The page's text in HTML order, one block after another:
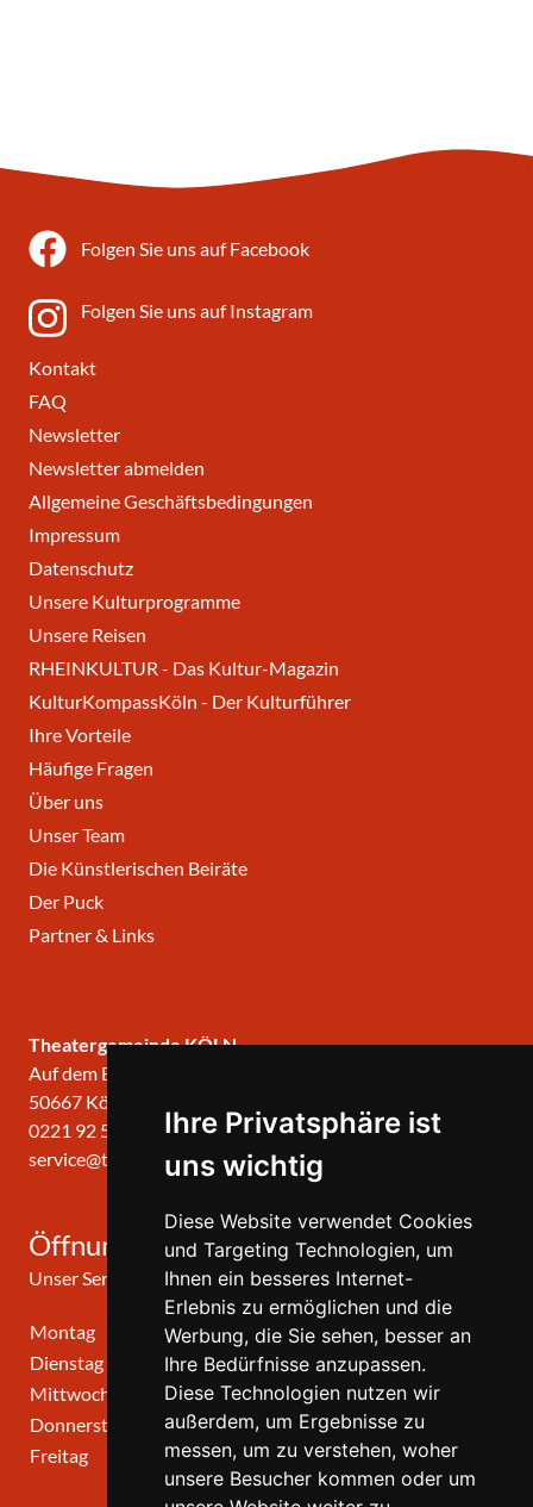
Ihre Privatsphäre ist
uns wichtig
Diese Website verwendet Cookies
und Targeting Technologien, um
Ihnen ein besseres Internet-
Erlebnis zu ermöglichen und die
Werbung, die Sie sehen, besser an
Ihre Bedürfnisse anzupassen.
Diese Technologien nutzen wir
außerdem, um Ergebnisse zu
messen, um zu verstehen, woher
unsere Besucher kommen oder um
Folgen Sie uns auf Facebook
Folgen Sie uns auf Instagram
Kontakt
FAQ
Newsletter
Newsletter abmelden
Allgemeine Geschäftsbedingungen
Impressum
Datenschutz
Unsere Kulturprogramme
Unsere Reisen
RHEINKULTUR - Das Kultur-Magazin
KulturKompassKöln - Der Kulturführer
Ihre Vorteile
Häufige Fragen
Über uns
Unser Team
Die Künstlerischen Beiräte
Der Puck
Partner & Links
Theatergemeinde KÖLN
Auf dem Berlich 34
50667 Köln
0221 92 57 420
service@theatergemeinde-koeln.de
Öffnungszeiten
Unser Service-Center ist zu folgenden Zeiten geöffnet
Montag
10:00 Uhr - 12:00 Uhr
Dienstag
10:00 Uhr - 12:00 Uhr
Mittwoch
10:00 Uhr - 12:00 Uhr
Donnerstag
10:00 Uhr - 12:00 Uhr
Freitag
geschlossen